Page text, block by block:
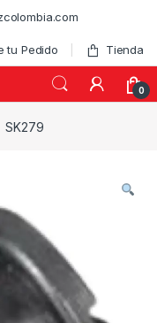
tu Pedido Tienda
0
SK279